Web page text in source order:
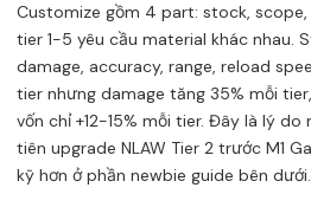
Customize gồm 4 part: stock,
tier 1-5 yêu cầu material khác nhau.
damage, accuracy, range, reload
tier nhưng damage tăng 35% mỗi
vốn chỉ +12-15% mỗi tier. Đây là lý do
tiên upgrade NLAW Tier 2 trước M1
kỹ hơn ở phần newbie guide bên dưới.